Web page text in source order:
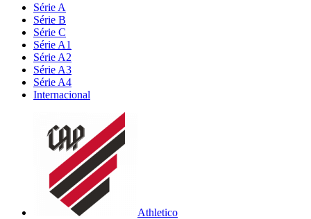
Série A
Série B
Série C
Série A1
Série A2
Série A3
Série A4
Internacional
Athletico